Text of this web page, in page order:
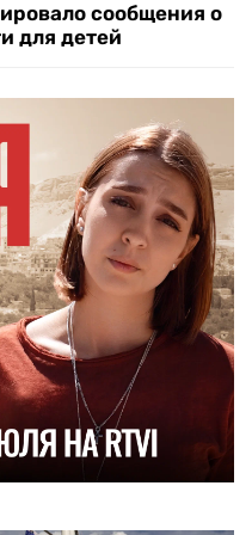
сообщения о
для детей